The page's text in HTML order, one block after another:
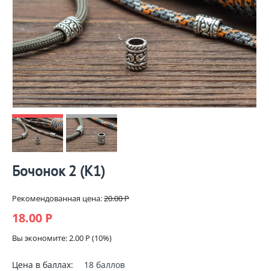
Бочонок 2 (К1)
Рекомендованная цена:20.00Р
18.00 Р
Вы экономите:2.00 Р (10%)
Цена в баллах:
18 баллов